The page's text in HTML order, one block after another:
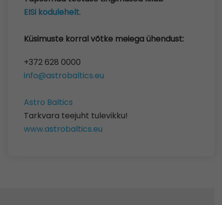
EISi kodulehelt.
Küsimuste korral võtke meiega ühendust:
+372 628 0000
info@astrobaltics.eu
Astro Baltics
Tarkvara teejuht tulevikku!
www.astrobaltics.eu